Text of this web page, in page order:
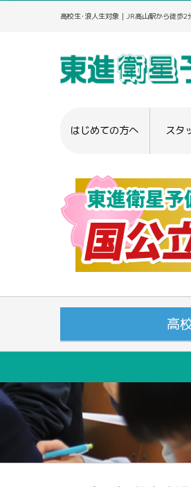
高校生･浪人生対象｜JR高山駅から徒歩
はじめての方へ スタ
高